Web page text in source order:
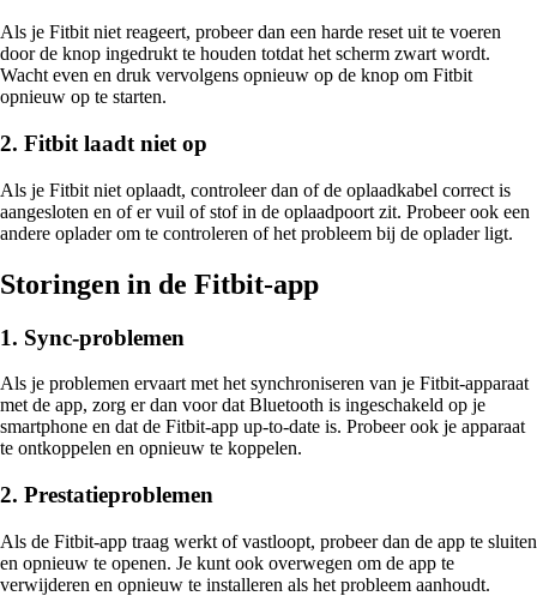
Als je Fitbit niet reageert, probeer dan een harde reset uit te voeren
door de knop ingedrukt te houden totdat het scherm zwart wordt.
Wacht even en druk vervolgens opnieuw op de knop om Fitbit
opnieuw op te starten.
2. Fitbit laadt niet op
Als je Fitbit niet oplaadt, controleer dan of de oplaadkabel correct is
aangesloten en of er vuil of stof in de oplaadpoort zit. Probeer ook een
andere oplader om te controleren of het probleem bij de oplader ligt.
Storingen in de Fitbit-app
1. Sync-problemen
Als je problemen ervaart met het synchroniseren van je Fitbit-apparaat
met de app, zorg er dan voor dat Bluetooth is ingeschakeld op je
smartphone en dat de Fitbit-app up-to-date is. Probeer ook je apparaat
te ontkoppelen en opnieuw te koppelen.
2. Prestatieproblemen
Als de Fitbit-app traag werkt of vastloopt, probeer dan de app te sluiten
en opnieuw te openen. Je kunt ook overwegen om de app te
verwijderen en opnieuw te installeren als het probleem aanhoudt.